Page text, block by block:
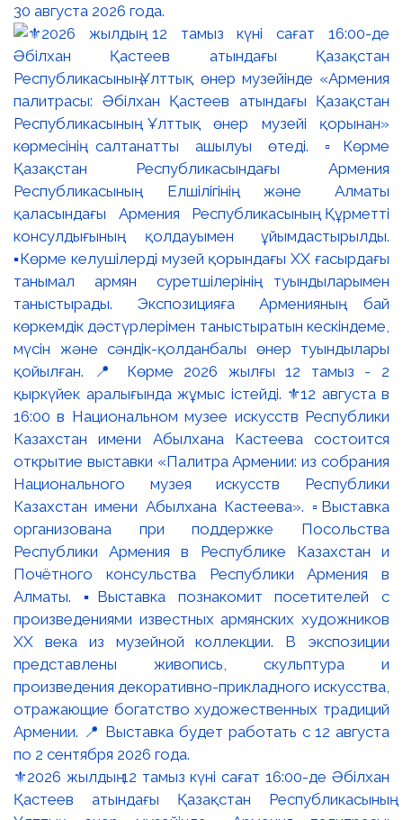
30 августа 2026 года.
⚜️2026 жылдың 12 тамыз күні сағат 16:00-де Әбілхан
Қастеев атындағы Қазақстан Республикасының